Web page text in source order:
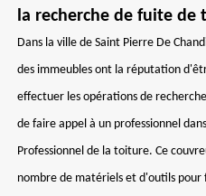
la recherche de fuite de
Dans la ville de Saint Pierre De
des immeubles ont la réputation
effectuer les opérations de
de faire appel à un professionnel
Professionnel de la toiture. Ce
nombre de matériels et d'outils pour